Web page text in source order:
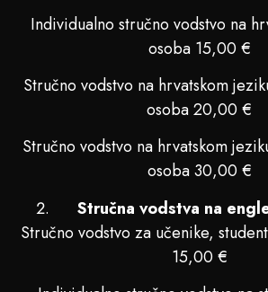
Individualno stručno vodstvo na
osoba 15,00 €
Stručno vodstvo na hrvatskom
osoba 20,00 €
Stručno vodstvo na hrvatskom
osoba 30,00 €
Stručna vodstva na
Stručno vodstvo za učenike,
15,00 €